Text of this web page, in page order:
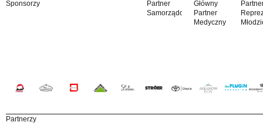
Sponsorzy
Partner
Samorządowy
Główny
Partner
Medyczny
Partnerzy